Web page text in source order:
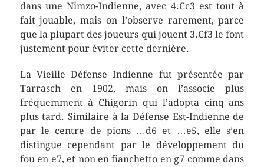
dans une Nimzo-Indienne, avec 4.Cc3 est tout à
fait jouable, mais on l’observe rarement, parce
que la plupart des joueurs qui jouent 3.Cf3 le font
justement pour éviter cette dernière.
La Vieille Défense Indienne fut présentée par
Tarrasch en 1902, mais on l’associe plus
fréquemment à Chigorin qui l’adopta cinq ans
plus tard. Similaire à la Défense Est-Indienne de
par le centre de pions …d6 et …e5, elle s’en
distingue cependant par le développement du
fou en e7, et non en fianchetto en g7 comme dans